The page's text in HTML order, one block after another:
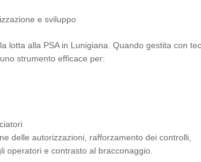
e sviluppo
lotta alla PSA in Lunigiana. Quando gestita con
strumento efficace per:
delle autorizzazioni, rafforzamento dei controlli,
operatori e contrasto al bracconaggio.